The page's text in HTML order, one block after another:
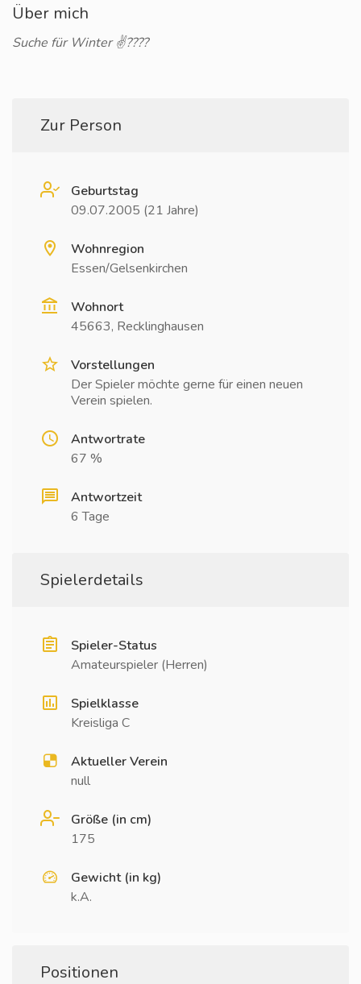
Über mich
Suche für Winter ✌????
Zur Person
Geburtstag
09.07.2005 (21 Jahre)
Wohnregion
Essen/Gelsenkirchen
Wohnort
45663, Recklinghausen
Vorstellungen
Der Spieler möchte gerne für einen neuen
Verein spielen.
Antwortrate
67 %
Antwortzeit
6 Tage
Spielerdetails
Spieler-Status
Amateurspieler (Herren)
Spielklasse
Kreisliga C
Aktueller Verein
null
Größe (in cm)
175
Gewicht (in kg)
k.A.
Positionen